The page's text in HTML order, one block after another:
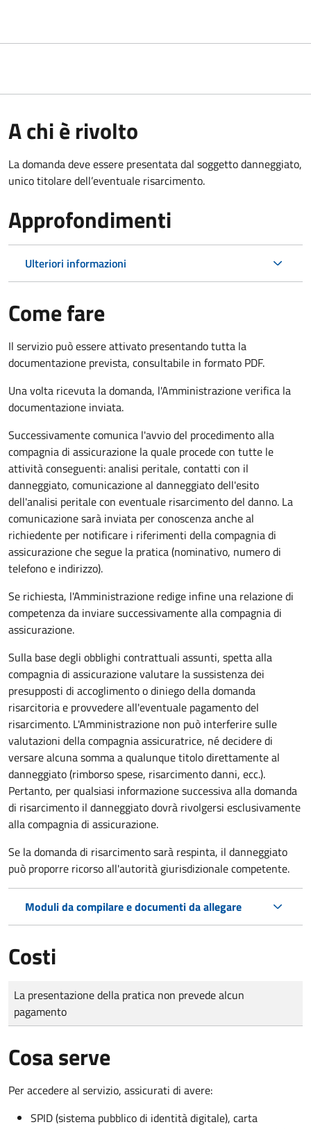
A chi è rivolto
La domanda deve essere presentata dal soggetto danneggiato,
unico titolare dell’eventuale risarcimento.
Approfondimenti
Ulteriori informazioni
Come fare
Il servizio può essere attivato presentando tutta la
documentazione prevista, consultabile in formato PDF.
Una volta ricevuta la domanda, l'Amministrazione verifica la
documentazione inviata.
Successivamente comunica l'avvio del procedimento alla
compagnia di assicurazione la quale procede con tutte le
attività conseguenti: analisi peritale, contatti con il
danneggiato, comunicazione al danneggiato dell'esito
dell'analisi peritale con eventuale risarcimento del danno. La
comunicazione sarà inviata per conoscenza anche al
richiedente per notificare i riferimenti della compagnia di
assicurazione che segue la pratica (nominativo, numero di
telefono e indirizzo).
Se richiesta, l'Amministrazione redige infine una relazione di
competenza da inviare successivamente alla compagnia di
assicurazione.
Sulla base degli obblighi contrattuali assunti, spetta alla
compagnia di assicurazione valutare la sussistenza dei
presupposti di accoglimento o diniego della domanda
risarcitoria e provvedere all'eventuale pagamento del
risarcimento. L'Amministrazione non può interferire sulle
valutazioni della compagnia assicuratrice, né decidere di
versare alcuna somma a qualunque titolo direttamente al
danneggiato (rimborso spese, risarcimento danni, ecc.).
Pertanto, per qualsiasi informazione successiva alla domanda
di risarcimento il danneggiato dovrà rivolgersi esclusivamente
alla compagnia di assicurazione.
Se la domanda di risarcimento sarà respinta, il danneggiato
può proporre ricorso all'autorità giurisdizionale competente.
Moduli da compilare e documenti da allegare
Costi
Tipo di pagamento
Importo
La presentazione della pratica non prevede alcun
pagamento
Cosa serve
Per accedere al servizio, assicurati di avere:
SPID (sistema pubblico di identità digitale), carta